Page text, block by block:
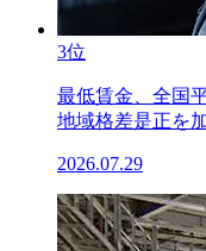
3位
最低賃金、全国
地域格差是正を
2026.07.29